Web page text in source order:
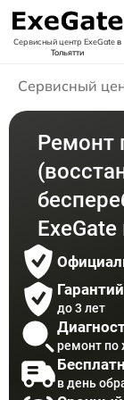
Сервисный центр ExeGateв
Тольятти
Сервисный
Ремонт
до 3 лет
ремонт по
в день